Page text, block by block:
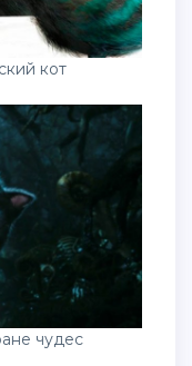
кот
чудес